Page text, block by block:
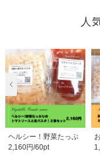
人
ヘルシー！野菜たっぷ
りのトマトソースと..
2,160円/60pt